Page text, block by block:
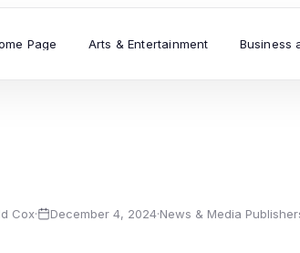
Page Arts & Entertainment Business
Cox· December 4, 2024·News & Media